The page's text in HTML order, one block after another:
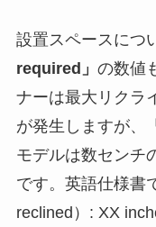
設置スペースにつ
required」 の数値
ナーは最大リクラ
が発生しますが、
モデルは数センチ
です。英語仕様書
reclined）: XX